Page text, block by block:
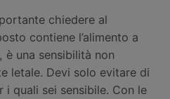
chiedere al
contiene l’alimento a
è una sensibilità non
letale. Devi solo evitare di
quali sei sensibile. Con le